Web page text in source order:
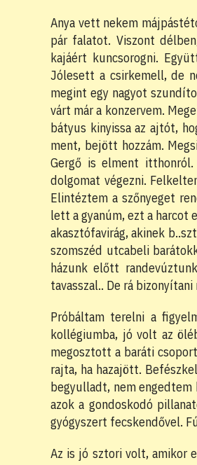
Anya vett nekem
pár falatot. Viszont
kajáért kuncsorogni.
Jólesett a csirkemell, de
megint egy nagyot
várt már a konzervem.
bátyus kinyissa az ajtót,
ment, bejött hozzám.
Gergő is elment
dolgomat végezni.
Elintéztem a szőnyeget
lett a gyanúm, ezt a harcot
akasztófavirág, akinek
szomszéd utcabeli
házunk előtt
tavasszal.. De rá
Próbáltam terelni a
kollégiumba, jó volt az
megosztott a baráti
rajta, ha hazajött.
begyulladt, nem
azok a gondoskodó
gyógyszert fecskendővel.
Az is jó sztori volt, amikor